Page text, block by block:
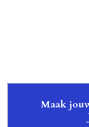
Maak